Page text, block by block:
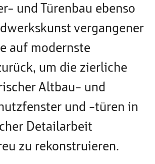
und Türenbau ebenso
vergangener
auf modernste
um die zierliche
Altbau- und
und -türen in
Detailarbeit
zu rekonstruieren.